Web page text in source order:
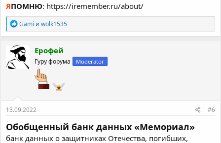
ЯПОМНЮ: https://iremember.ru/about/
Р
е
а
к
ц
и
Gami иwolk1535
Ерофей
Гуру форума Moderator
13.09.2022 #6
Обобщенный банк данных «Мемориал»
банк данных о защитниках Отечества, погибших,